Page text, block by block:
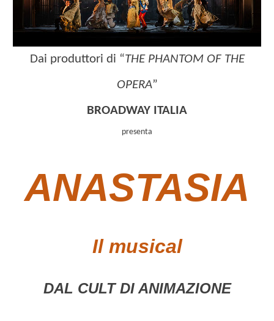
Dai produttori di “THE PHANTOM OF THE
OPERA”
BROADWAY ITALIA
presenta
ANASTASIA
Il musical
DAL CULT DI ANIMAZIONE